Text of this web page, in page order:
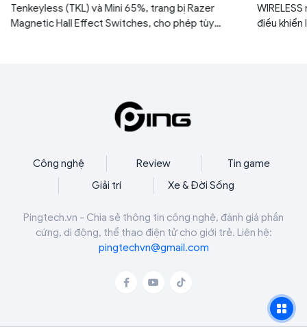
Tenkeyless (TKL) và Mini 65%, trang bị Razer
Magnetic Hall Effect Switches, cho phép tùy
điều khiển
Công nghệ Review
Tin game
Giải trí
Xe & Đời Sống
Pingtech.vn - Chia sẻ thông tin công nghệ, đánh giá phần
cứng, di động, thể thao điện tử cho giới trẻ. Liên hệ:
pingtechvn@gmail.com